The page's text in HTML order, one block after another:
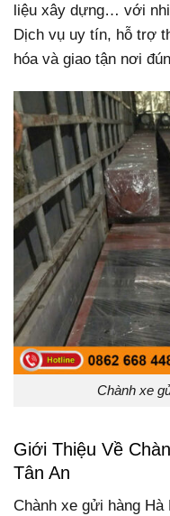
liệu xây dựng… với
Dịch vụ uy tín, hỗ trợ
hóa và giao tận nơi
Chành xe
Giới Thiệu Về
Tân An
Chành xe gửi hàng Hà